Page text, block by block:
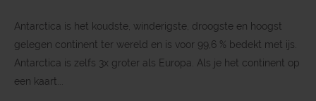
Antarctica is het koudste, winderigste, droogste en hoogst
gelegen continent ter wereld en is voor 99,6 % bedekt met ijs.
Antarctica is zelfs 3x groter als Europa. Als je het continent op
een kaart...